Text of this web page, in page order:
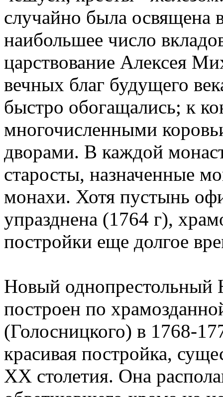
случайно была освящена
наибольшее число
царствование Алексея
вечных благ будущего
быстро обогащались; к
многочисленными
дворами. В каждой
старосты, назначенные
монахи. Хотя пустынь
упразднена (1764 г),
постройки еще долгое
Новый однопрестольный
построен по
(Голосницкого) в 1768-
красивая постройка,
XX столетия. Она